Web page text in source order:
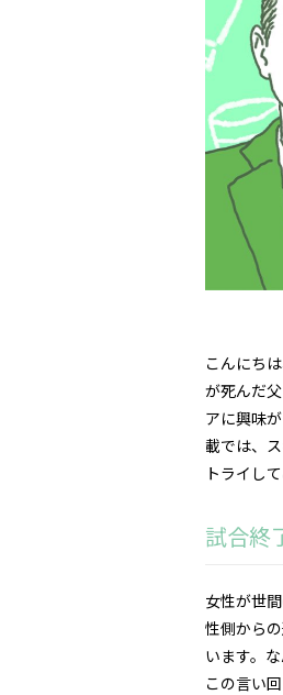
こんにち
が死んだ
アに興味
載では、
トライし
試合終
女性が世
性側から
います。
この言い